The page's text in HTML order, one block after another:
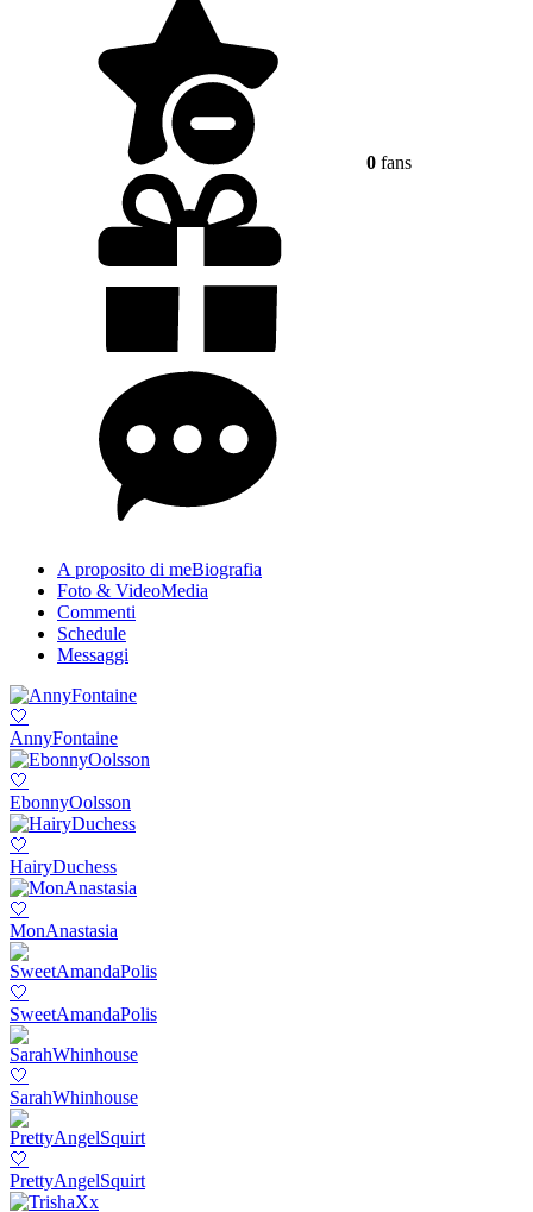
0 fans
A proposito di meBiografia
Foto & VideoMedia
Commenti
Schedule
Messaggi
🤍
AnnyFontaine
🤍
EbonnyOolsson
🤍
HairyDuchess
🤍
MonAnastasia
🤍
SweetAmandaPolis
🤍
SarahWhinhouse
🤍
PrettyAngelSquirt